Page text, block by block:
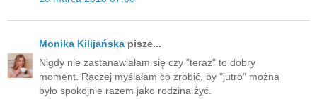
Monika Kilijańska pisze...
Nigdy nie zastanawiałam się czy "teraz" to dobry
moment. Raczej myślałam co zrobić, by "jutro" można
było spokojnie razem jako rodzina żyć.